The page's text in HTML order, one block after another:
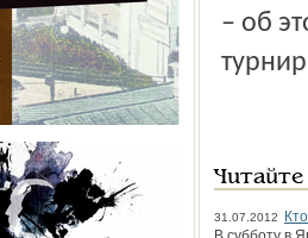
– об
31.07.2012